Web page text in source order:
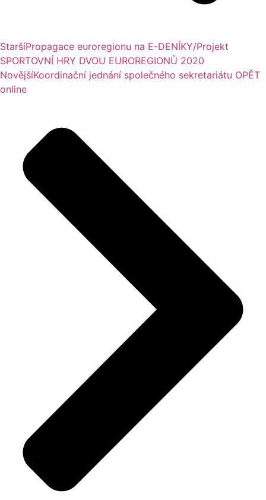
StaršíPropagace euroregionu na E-DENÍKY/Projekt
SPORTOVNÍ HRY DVOU EUROREGIONŮ 2020
NovějšíKoordinační jednání společného sekretariátu OPĚT
online